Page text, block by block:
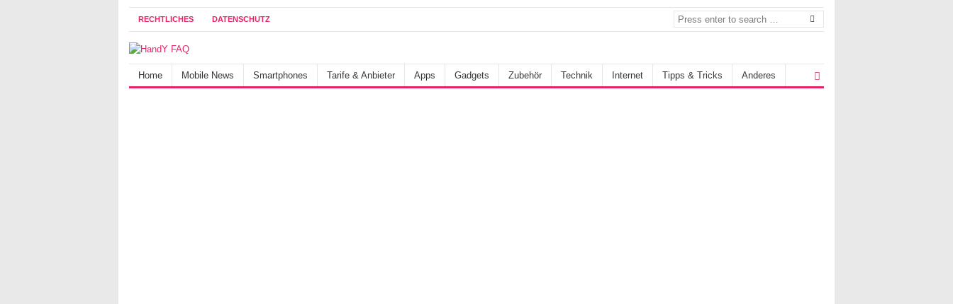
RECHTLICHES DATENSCHUTZ
Home Mobile News Smartphones Tarife & Anbieter Apps Gadgets Zubehör Technik Internet Tipps & Tricks Anderes